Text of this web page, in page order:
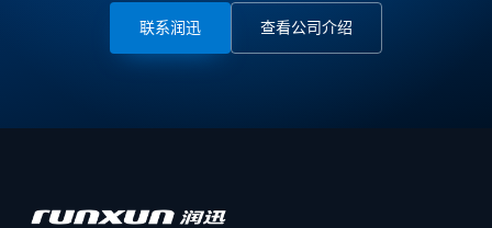
联系润迅 查看公司介绍